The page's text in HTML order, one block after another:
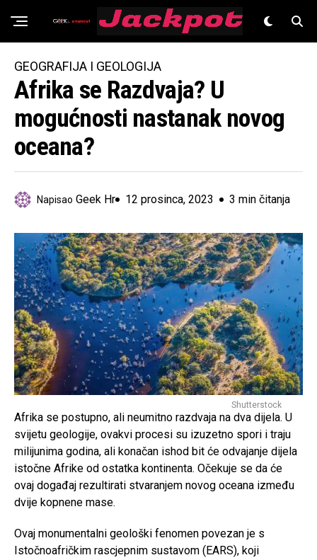
Znanost
GEOGRAFIJA I GEOLOGIJA
Afrika se Razdvaja? U
mogućnosti nastanak novog
oceana?
Napisao Geek Hr 12 prosinca, 2023 3 min čitanja
Shutterstock
Afrika se postupno, ali neumitno razdvaja na dva dijela. U
svijetu geologije, ovakvi procesi su izuzetno spori i traju
milijunima godina, ali konačan ishod bit će odvajanje dijela
istočne Afrike od ostatka kontinenta. Očekuje se da će
ovaj događaj rezultirati stvaranjem novog oceana između
dvije kopnene mase.
Ovaj monumentalni geološki fenomen povezan je s
Istočnoafričkim rascjepnim sustavom (EARS), koji